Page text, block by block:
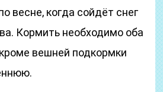
весне, когда сойдёт снег
Кормить необходимо оба
вешней подкормки